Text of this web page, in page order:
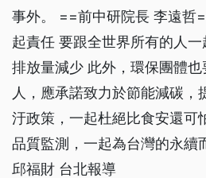
事外。 ==前中研院長 李遠哲
起責任 要跟全世界所有的人
排放量減少 此外，環保團體
人，應承諾致力於節能減碳，
汙政策，一起杜絕比食安還可
品質監測，一起為台灣的永續
邱福財 台北報導